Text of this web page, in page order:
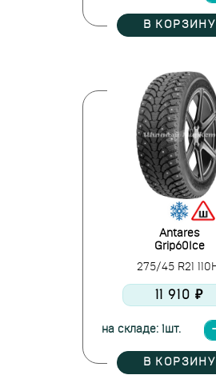
В КОРЗИНУ
Antares
Grip60Ice
275/45 R21
11 910 ₽
на складе: 1шт.
В КОРЗИНУ